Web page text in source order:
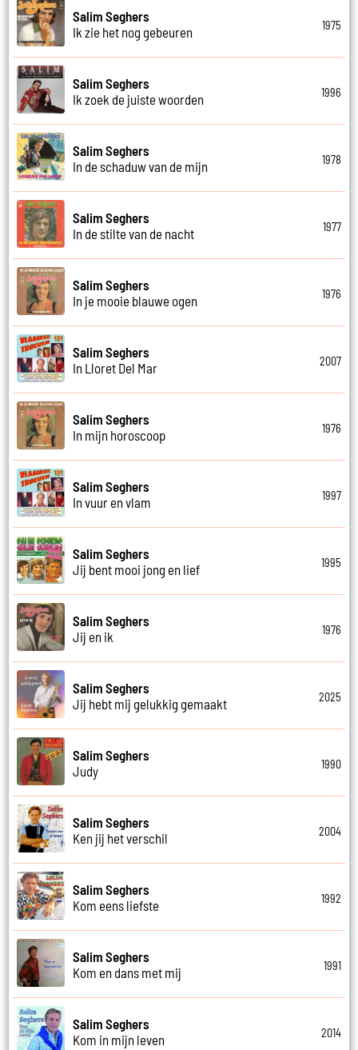
Salim Seghers
Ik zie het nog gebeuren
1975
Salim Seghers
Ik zoek de juiste woorden
1996
Salim Seghers
In de schaduw van de mijn
1978
Salim Seghers
In de stilte van de nacht
1977
Salim Seghers
In je mooie blauwe ogen
1976
Salim Seghers
In Lloret Del Mar
2007
Salim Seghers
In mijn horoscoop
1976
Salim Seghers
In vuur en vlam
1997
Salim Seghers
Jij bent mooi jong en lief
1995
Salim Seghers
Jij en ik
1976
Salim Seghers
Jij hebt mij gelukkig gemaakt
2025
Salim Seghers
Judy
1990
Salim Seghers
Ken jij het verschil
2004
Salim Seghers
Kom eens liefste
1992
Salim Seghers
Kom en dans met mij
1991
Salim Seghers
Kom in mijn leven
2014